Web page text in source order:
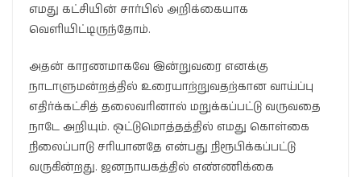
எமது கட்சியின் சார்பில் அறிக்கையாக
வெளியிட்டிருந்தோம்.
அதன் காரணமாகவே இன்றுவரை எனக்கு
நாடாளுமன்றத்தில் உரையாற்றுவதற்கான வாய்ப்பு
எதிர்க்கட்சித் தலைவரினால் மறுக்கப்பட்டு வருவதை
நாடே அறியும். ஒட்டுமொத்தத்தில் எமது கொள்கை
நிலைப்பாடு சரியானதே என்பது நிரூபிக்கப்பட்டு
வருகின்றது. ஜனநாயகத்தில் எண்ணிக்கை